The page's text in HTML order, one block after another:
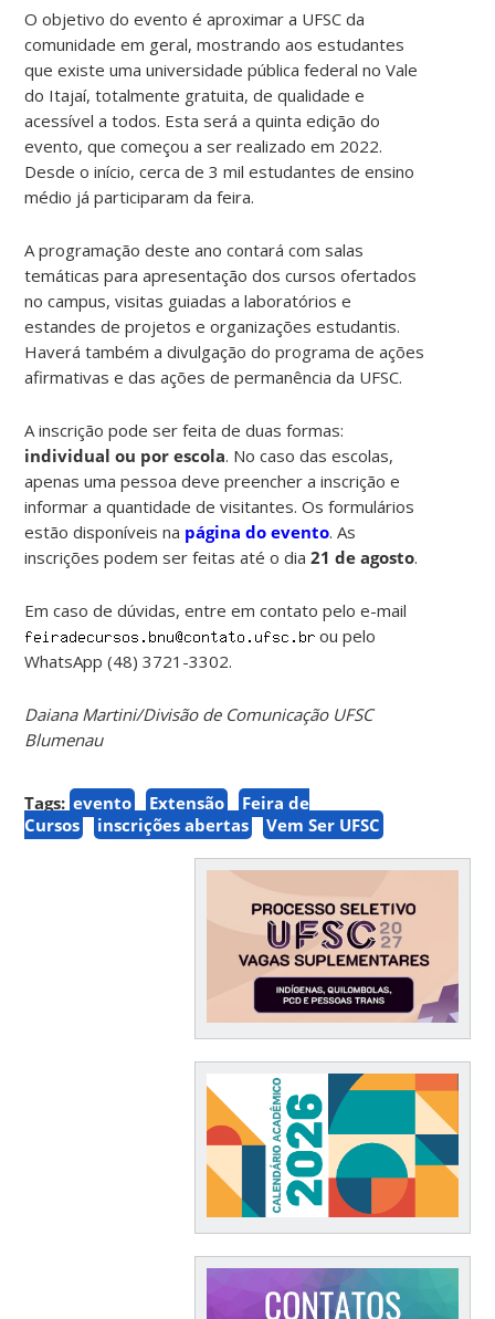
O objetivo do evento é aproximar a UFSC da
comunidade em geral, mostrando aos estudantes
que existe uma universidade pública federal no Vale
do Itajaí, totalmente gratuita, de qualidade e
acessível a todos. Esta será a quinta edição do
evento, que começou a ser realizado em 2022.
Desde o início, cerca de 3 mil estudantes de ensino
médio já participaram da feira.
A programação deste ano contará com salas
temáticas para apresentação dos cursos ofertados
no campus, visitas guiadas a laboratórios e
estandes de projetos e organizações estudantis.
Haverá também a divulgação do programa de ações
afirmativas e das ações de permanência da UFSC.
A inscrição pode ser feita de duas formas:
individual ou por escola. No caso das escolas,
apenas uma pessoa deve preencher a inscrição e
informar a quantidade de visitantes. Os formulários
estão disponíveis na página do evento. As
inscrições podem ser feitas até o dia21 de agosto.
Em caso de dúvidas, entre em contato pelo e-mail
ou pelo
WhatsApp (48) 3721-3302.
Daiana Martini/Divisão de Comunicação UFSC
Blumenau
Tags: evento Extensão
Feira de
Cursos
inscrições abertas Vem Ser UFSC